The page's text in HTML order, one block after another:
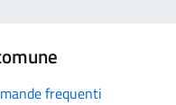
frequenti